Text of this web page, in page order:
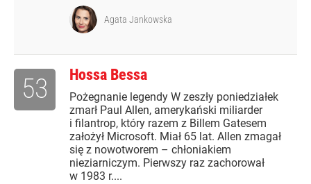
Agata Jankowska
Hossa Bessa
Pożegnanie legendy W zeszły poniedziałek
zmarł Paul Allen, amerykański miliarder
i filantrop, który razem z Billem Gatesem
założył Microsoft. Miał 65 lat. Allen zmagał
się z nowotworem – chłoniakiem
nieziarniczym. Pierwszy raz zachorował
w 1983 r....
53